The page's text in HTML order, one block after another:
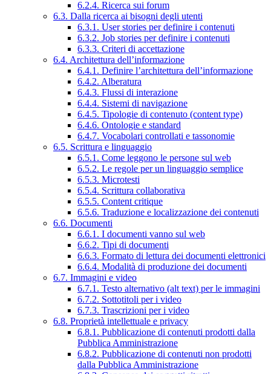
6.2.4. Ricerca sui forum
6.3. Dalla ricerca ai bisogni degli utenti
6.3.1. User stories per definire i contenuti
6.3.2. Job stories per definire i contenuti
6.3.3. Criteri di accettazione
6.4. Architettura dell’informazione
6.4.1. Definire l’architettura dell’informazione
6.4.2. Alberatura
6.4.3. Flussi di interazione
6.4.4. Sistemi di navigazione
6.4.5. Tipologie di contenuto (content type)
6.4.6. Ontologie e standard
6.4.7. Vocabolari controllati e tassonomie
6.5. Scrittura e linguaggio
6.5.1. Come leggono le persone sul web
6.5.2. Le regole per un linguaggio semplice
6.5.3. Microtesti
6.5.4. Scrittura collaborativa
6.5.5. Content critique
6.5.6. Traduzione e localizzazione dei contenuti
6.6. Documenti
6.6.1. I documenti vanno sul web
6.6.2. Tipi di documenti
6.6.3. Formato di lettura dei documenti elettronici
6.6.4. Modalità di produzione dei documenti
6.7. Immagini e video
6.7.1. Testo alternativo (alt text) per le immagini
6.7.2. Sottotitoli per i video
6.7.3. Trascrizioni per i video
6.8. Proprietà intellettuale e privacy
6.8.1. Pubblicazione di contenuti prodotti dalla
Pubblica Amministrazione
6.8.2. Pubblicazione di contenuti non prodotti
dalla Pubblica Amministrazione